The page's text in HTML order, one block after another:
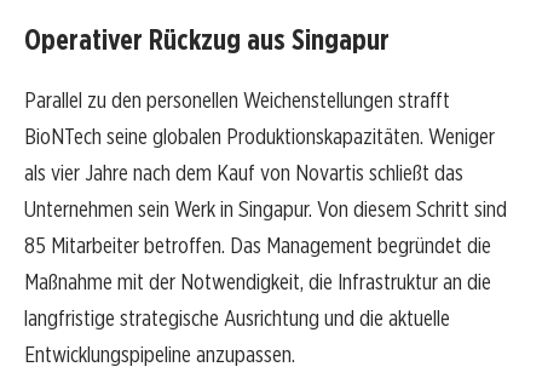
Operativer Rückzug aus Singapur
Parallel zu den personellen Weichenstellungen strafft
BioNTech seine globalen Produktionskapazitäten. Weniger
als vier Jahre nach dem Kauf von Novartis schließt das
Unternehmen sein Werk in Singapur. Von diesem Schritt sind
85 Mitarbeiter betroffen. Das Management begründet die
Maßnahme mit der Notwendigkeit, die Infrastruktur an die
langfristige strategische Ausrichtung und die aktuelle
Entwicklungspipeline anzupassen.